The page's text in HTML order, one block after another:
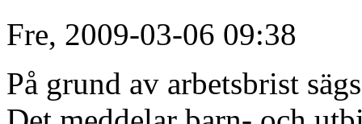
Fre, 2009-03-06 09:38
På grund av arbetsbrist